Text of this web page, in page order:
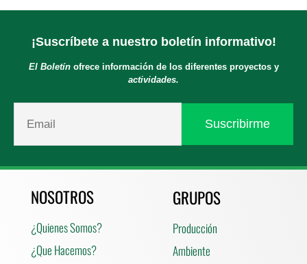
¡Suscríbete a nuestro boletín informativo!
El Boletínofrece información de los diferentes proyectos y
actividades.
NOSOTROS
¿Quienes Somos?
¿Que Hacemos?
GRUPOS
Producción
Ambiente